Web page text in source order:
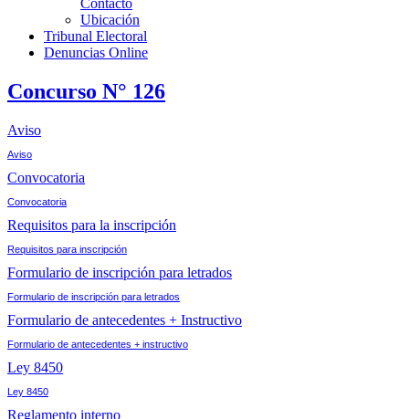
Contacto
Ubicación
Tribunal Electoral
Denuncias Online
Concurso N° 126
Aviso
Aviso
Convocatoria
Convocatoria
Requisitos para la inscripción
Requisitos para inscripción
Formulario de inscripción para letrados
Formulario de inscripción para letrados
Formulario de antecedentes + Instructivo
Formulario de antecedentes + instructivo
Ley 8450
Ley 8450
Reglamento interno